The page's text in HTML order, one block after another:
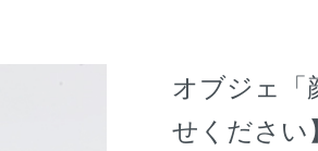
オブジェ「
せください】